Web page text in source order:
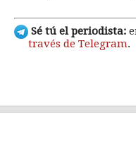
Sé tú el periodista:
través de Telegram.